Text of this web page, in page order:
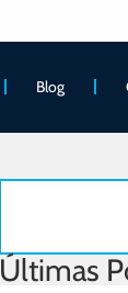
Blog
Últimas